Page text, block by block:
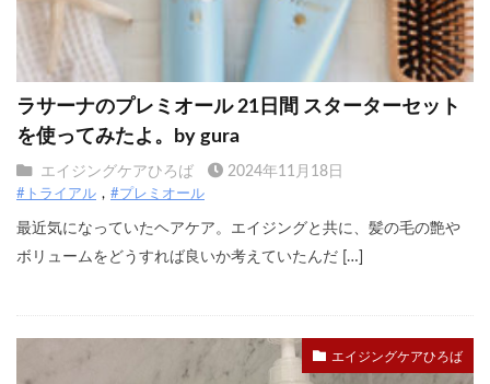
ラサーナのプレミオール 21日間 スターターセット
を使ってみたよ。by gura
エイジングケアひろば 2024年11月18日
#トライアル #プレミオール
最近気になっていたヘアケア。エイジングと共に、髪の毛の艶や
ボリュームをどうすれば良いか考えていたんだ […]
エイジングケアひろば